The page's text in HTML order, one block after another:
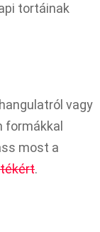
tortáinak
vagy
formákkal
most a
.